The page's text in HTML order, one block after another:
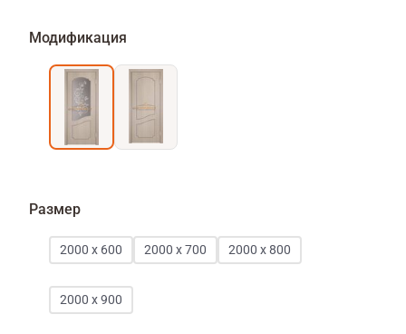
Модификация
Размер
2000 х 600 2000 х 700 2000 х 800
2000 х 900